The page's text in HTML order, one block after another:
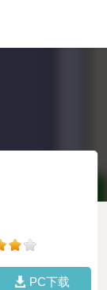
PC下载